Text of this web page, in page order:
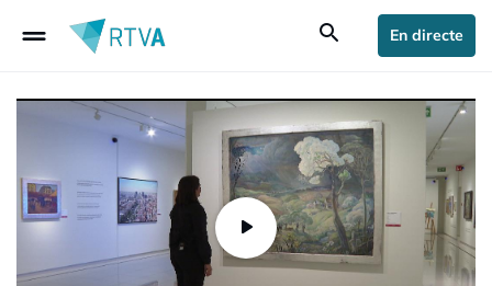
drag_handle search En directe